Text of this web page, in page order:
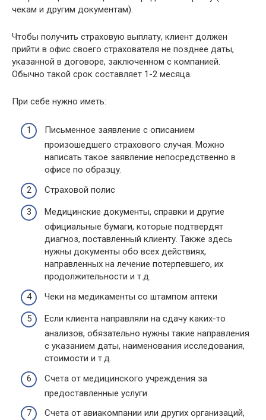
чекам и другим документам).
Чтобы получить страховую выплату, клиент должен
прийти в офис своего страхователя не позднее даты,
указанной в договоре, заключенном с компанией.
Обычно такой срок составляет 1-2 месяца.
При себе нужно иметь:
Письменное заявление с описанием
произошедшего страхового случая. Можно
написать такое заявление непосредственно в
офисе по образцу.
Страховой полис
Медицинские документы, справки и другие
официальные бумаги, которые подтвердят
диагноз, поставленный клиенту. Также здесь
нужны документы обо всех действиях,
направленных на лечение потерпевшего, их
продолжительности и т.д.
Чеки на медикаменты со штампом аптеки
Если клиента направляли на сдачу каких-то
анализов, обязательно нужны такие направления
с указанием даты, наименования исследования,
стоимости и т.д.
Счета от медицинского учреждения за
предоставленные услуги
Счета от авиакомпании или других организаций,